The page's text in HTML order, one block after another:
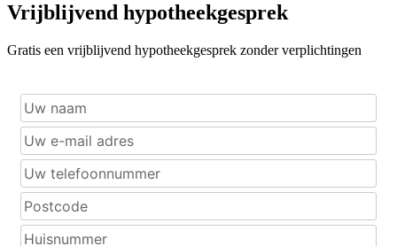
Vrijblijvend hypotheekgesprek
Gratis een vrijblijvend hypotheekgesprek zonder verplichtingen